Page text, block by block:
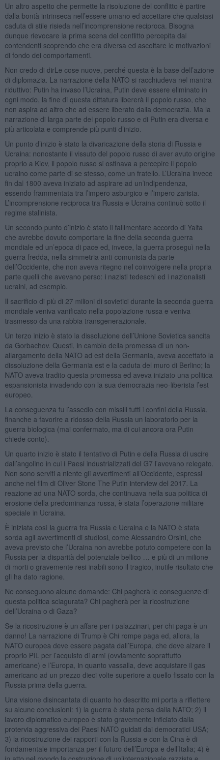
Un altro aspetto che permette la risoluzione del conflitto è partire
dalla bontà intrinseca nell’essere umano ed accettare che qualsiasi
caduta di stile risieda nell’incomprensione reciproca. Bisogna
dunque rievocare la prima scena del conflitto percepita dai
contendenti scoprendo che era diversa ed ascoltare le motivazioni
di fondo dei comportamenti.
Non credo di dirLe cose nuove, perché questa è la base dell’azione
di diplomazia. La narrazione della NATO si racchiudeva nel mantra
riduttivo: Putin ha invaso l’Ucraina, Putin deve essere eliminato in
ogni modo, la fine di questa dittatura libererà il popolo russo, che
non aspira ad altro che ad essere liberato dalla democrazia. Ma la
narrazione di larga parte del popolo russo e di Putin era diversa e
più articolata e comprende più punti d’inizio.
Un punto d’inizio è stato la divaricazione della storia di Russia e
Ucraina: nonostante il vissuto del popolo russo di aver avuto origine
proprio a Kiev, il popolo russo si ostinava a percepire il popolo
ucraino come parte di se stesso, come un fratello. L’Ucraina invece
fin dal 1800 aveva iniziato ad aspirare ad un’indipendenza,
essendo frammentata tra l’impero asburgico e l’impero zarista.
L’incomprensione reciproca tra Russia e Ucraina continuò sotto il
regime stalinista.
Un secondo punto d’inizio è stato il fallimentare accordo di Yalta
che avrebbe dovuto comportare la fine della seconda guerra
mondiale ed un’epoca di pace ed, invece, la guerra proseguì nella
guerra fredda, nella simmetria anti-comunista da parte
dell’Occidente, che non aveva ritegno nel coinvolgere nella propria
parte quelli che avevano perso: i nazisti tedeschi ed i nazionalisti
ucraini, ad esempio.
Il sacrificio di più di 27 milioni di sovietici durante la seconda guerra
mondiale veniva vanificato nella popolazione russa e veniva
trasmesso da una rabbia transgenerazionale.
Un terzo inizio è stato la dissoluzione dell’Unione Sovietica sancita
da Gorbachov. Questi, in cambio della promessa di un non-
allargamento della NATO ad est della Germania, aveva accettato la
dissoluzione della Germania est e la caduta del muro di Berlino; la
NATO aveva tradito questa promessa ed aveva iniziato una politica
espansionista invadendo con la sua democrazia neo-liberista l’est
europeo.
La conseguenza fu l’assedio con missili tutti i confini della Russia,
finanche a favorire a ridosso della Russia un laboratorio per la
guerra biologica (mai confermato, ma di cui ancora ora Putin
chiede conto).
Un quarto inizio è stato il tentativo di Putin e della Russia di uscire
dall’angolino in cui i Paesi industrializzati del G7 l’avevano relegato.
Non sono serviti a niente gli avvertimenti all’Occidente, espressi
anche nel film di Oliver Stone The Putin interview del 2017. La
reazione ad una NATO sorda, che continuava nella sua politica di
erosione della predominanza russa, è stata l’operazione militare
speciale in Ucraina.
È iniziata così la guerra tra Russia e Ucraina e la NATO è stata
sorda agli avvertimenti di studiosi, come Alessandro Orsini, che
aveva previsto che l’Ucraina non avrebbe potuto competere con la
Russia per la disparità del potenziale bellico … e più di un milione
di morti o gravemente resi inabili sono il tragico, inutile risultato che
gli ha dato ragione.
Ne conseguono alcune domande: Chi pagherà le conseguenze di
questa politica sciagurata? Chi pagherà per la ricostruzione
dell’Ucraina o di Gaza?
Se la ricostruzione è un affare per i palazzinari, per chi paga è un
danno! La narrazione di Trump è Chi rompe paga ed, allora, la
NATO europea deve essere pagata dall’Europa, che deve alzare il
proprio PIL per l’acquisto di armi (ovviamente soprattutto
americane) e l’Europa, in quanto vassalla, deve acquistare il gas
americano ad un prezzo dieci volte superiore a quello fissato con la
Russia prima della guerra.
Una visione disincantata di quanto ho descritto mi porta a riflettere
su alcune conclusioni: 1) la guerra è stata persa dalla NATO; 2) il
lavoro diplomatico europeo è stato gravemente inficiato dalla
protervia aggressiva dei Paesi NATO guidati dai democratici USA;
3) la ricostruzione dei rapporti con la Russia e con la Cina è di
fondamentale importanza per il futuro dell’Europa e dell’Italia; 4) è